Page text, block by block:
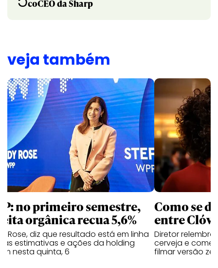
coCEO da Sharp
veja também
no primeiro semestre,
orgânica recua 5,6%
Rose, diz que resultado está em linha
as estimativas e ações da holding
nesta quinta, 6
Como se
entre
Diretor
cerveja e
filmar versão